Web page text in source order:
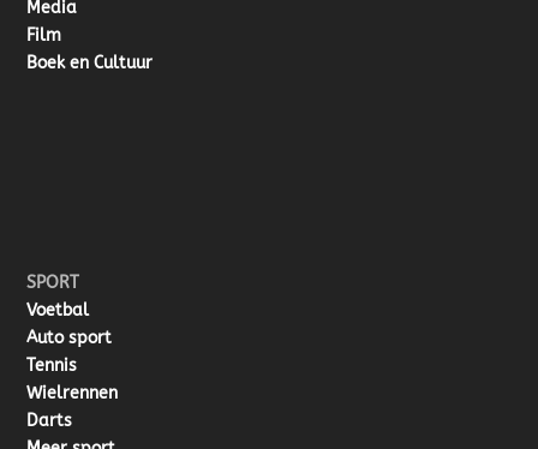
Media
Film
Boek en Cultuur
SPORT
Voetbal
Auto sport
Tennis
Wielrennen
Darts